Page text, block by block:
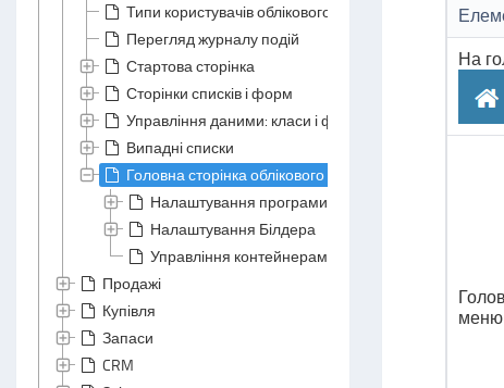
Типи користувачів облікового запису компанії
Перегляд журналу подій
Стартова сторінка
Сторінки списків і форм
Управління даними: класи і файли даних
Випадні списки
Головна сторінка облікового запису
Налаштування програми
Налаштування Білдера
Управління контейнерами
Продажі
Купівля
Запаси
CRM
На
меню